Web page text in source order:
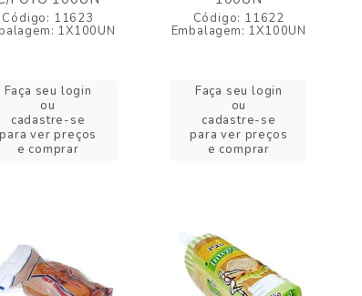
Código: 11623
1X100UN
Faça seu login
ou
cadastre-se
para ver preços
e comprar
Código: 11622
Embalagem: 1X100UN
Faça seu login
ou
cadastre-se
para ver preços
e comprar